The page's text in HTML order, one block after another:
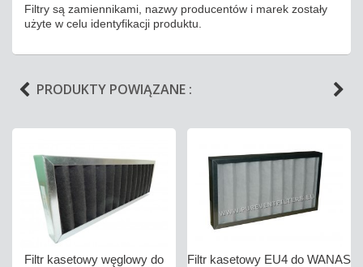
Filtry są zamiennikami, nazwy producentów i marek zostały
użyte w celu identyfikacji produktu.
PRODUKTY POWIĄZANE :
Filtr kasetowy węglowy do
Filtr kasetowy EU4 do WANAS